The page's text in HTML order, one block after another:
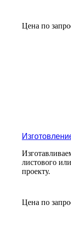
Цена по запр
листового
проекту.
Цена по запр